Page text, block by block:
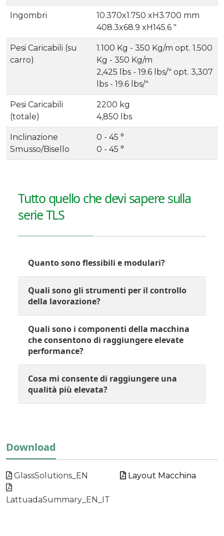
Ingombri
10.370x1.750 xH3.700 mm
408.3x68.9 xH145.6 "
Pesi Caricabili (su
carro)
1.100 Kg - 350 Kg/m opt. 1.500
Kg - 350 Kg/m
2,425 lbs - 19.6 lbs/" opt. 3,307
lbs - 19.6 lbs/"
Pesi Caricabili
(totale)
2200 kg
4,850 lbs
Inclinazione
Smusso/Bisello
0 - 45 °
0 - 45 °
Tutto quello che devi sapere sulla
serie TLS
Quanto sono flessibili e modulari?
Quali sono gli strumenti per il controllo
della lavorazione?
Quali sono i componenti della macchina
che consentono di raggiungere elevate
performance?
Cosa mi consente di raggiungere una
qualità più elevata?
Download
GlassSolutions_EN
LattuadaSummary_EN_IT
Layout Macchina